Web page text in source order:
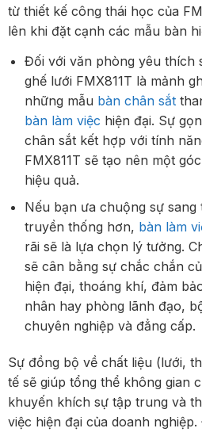
từ thiết kế công thái học của
lên khi đặt cạnh các mẫu bàn
Đối với văn phòng yêu thích
ghế lưới FMX811T là mảnh
những mẫu bàn chân sắt
bàn làm việc hiện đại. Sự
chân sắt kết hợp với tính
FMX811T sẽ tạo nên một
hiệu quả.
Nếu bạn ưa chuộng sự
truyền thống hơn, bàn làm
rãi sẽ là lựa chọn lý tưởng.
sẽ cân bằng sự chắc chắn
hiện đại, thoáng khí, đảm
nhân hay phòng lãnh đạo,
chuyên nghiệp và đẳng cấp.
Sự đồng bộ về chất liệu (lưới,
tế sẽ giúp tổng thể không gian
khuyến khích sự tập trung và
việc hiện đại của doanh